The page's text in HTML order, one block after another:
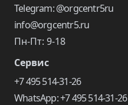
Telegram: @orgcentr5ru
info@orgcentr5.ru
Пн-Пт: 9-18
Сервис
+7 495 514-31-26
WhatsApp: +7 495 514-31-26